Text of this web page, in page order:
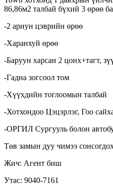
86,86м2 талбай бүхий 3 өрөө
-2 ариун цэврийн өрөө
-Харанхуй өрөө
-Баруун харсан 2 цонх+тагт,
-Гадна зогсоол том
-Хүүхдийн тоглоомын талбай
-Хотхондоо Цэцэрлэг, Гоо
-ОРГИЛ Сургууль болон
Төв замын дуу чимээ
Жич: Агент биш
Утас: 9040-7161